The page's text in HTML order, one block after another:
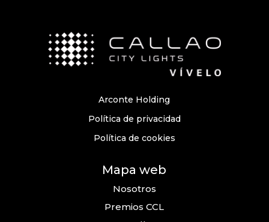
Arconte Holding
Política de privacidad
Política de cookies
Mapa web
Nosotros
Premios CCL